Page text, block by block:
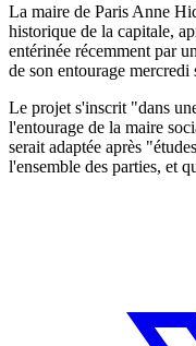
La maire de Paris Anne
historique de la capitale,
entérinée récemment par
de son entourage mercredi
Le projet s'inscrit "dans
l'entourage de la maire
serait adaptée après
l'ensemble des parties, et